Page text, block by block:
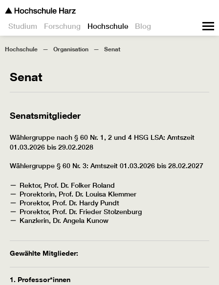
Studium Forschung Hochschule Blog
Hochschule Organisation Senat
Senat
Senatsmitglieder
Wählergruppe nach § 60 Nr. 1, 2 und 4 HSG LSA: Amtszeit
01.03.2026 bis 29.02.2028
Wählergruppe § 60 Nr. 3: Amtszeit 01.03.2026 bis 28.02.2027
Rektor, Prof. Dr. Folker Roland
Prorektorin, Prof. Dr. Louisa Klemmer
Prorektor, Prof. Dr. Hardy Pundt
Prorektor, Prof. Dr. Frieder Stolzenburg
Kanzlerin, Dr. Angela Kunow
Gewählte Mitglieder:
1. Professor*innen